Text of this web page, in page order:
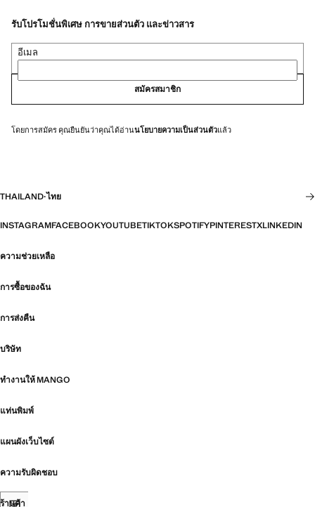
รับโปรโมชั่นพิเศษ การขายส่วนตัว และข่าวสาร
อีเมล
สมัครสมาชิก
โดยการสมัคร คุณยืนยันว่าคุณได้อ่านนโยบายความเป็นส่วนตัวแล้ว
THAILAND·ไทย
INSTAGRAMFACEBOOKYOUTUBETIKTOKSPOTIFYPINTERESTXLINKEDIN
ความช่วยเหลือ
การซื้อของฉัน
การส่งคืน
บริษัท
ทำงานให้ MANGO
แท่นพิมพ์
แผนผังเว็บไซต์
ความรับผิดชอบ
ร้านค้า